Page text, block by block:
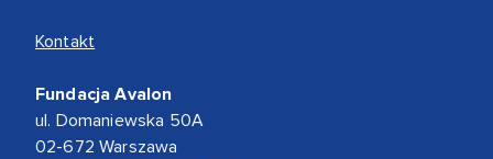
Kontakt
Fundacja Avalon
ul. Domaniewska 50A
02-672 Warszawa